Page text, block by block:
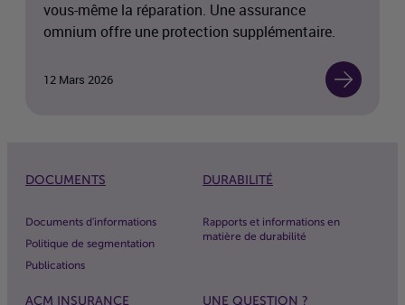
vous-même la réparation. Une assurance
omnium offre une protection supplémentaire.
12 Mars 2026
DOCUMENTS
Documents d'informations
Politique de segmentation
Publications
DURABILITÉ
Rapports et informations en
matière de durabilité
ACM INSURANCE UNE QUESTION ?